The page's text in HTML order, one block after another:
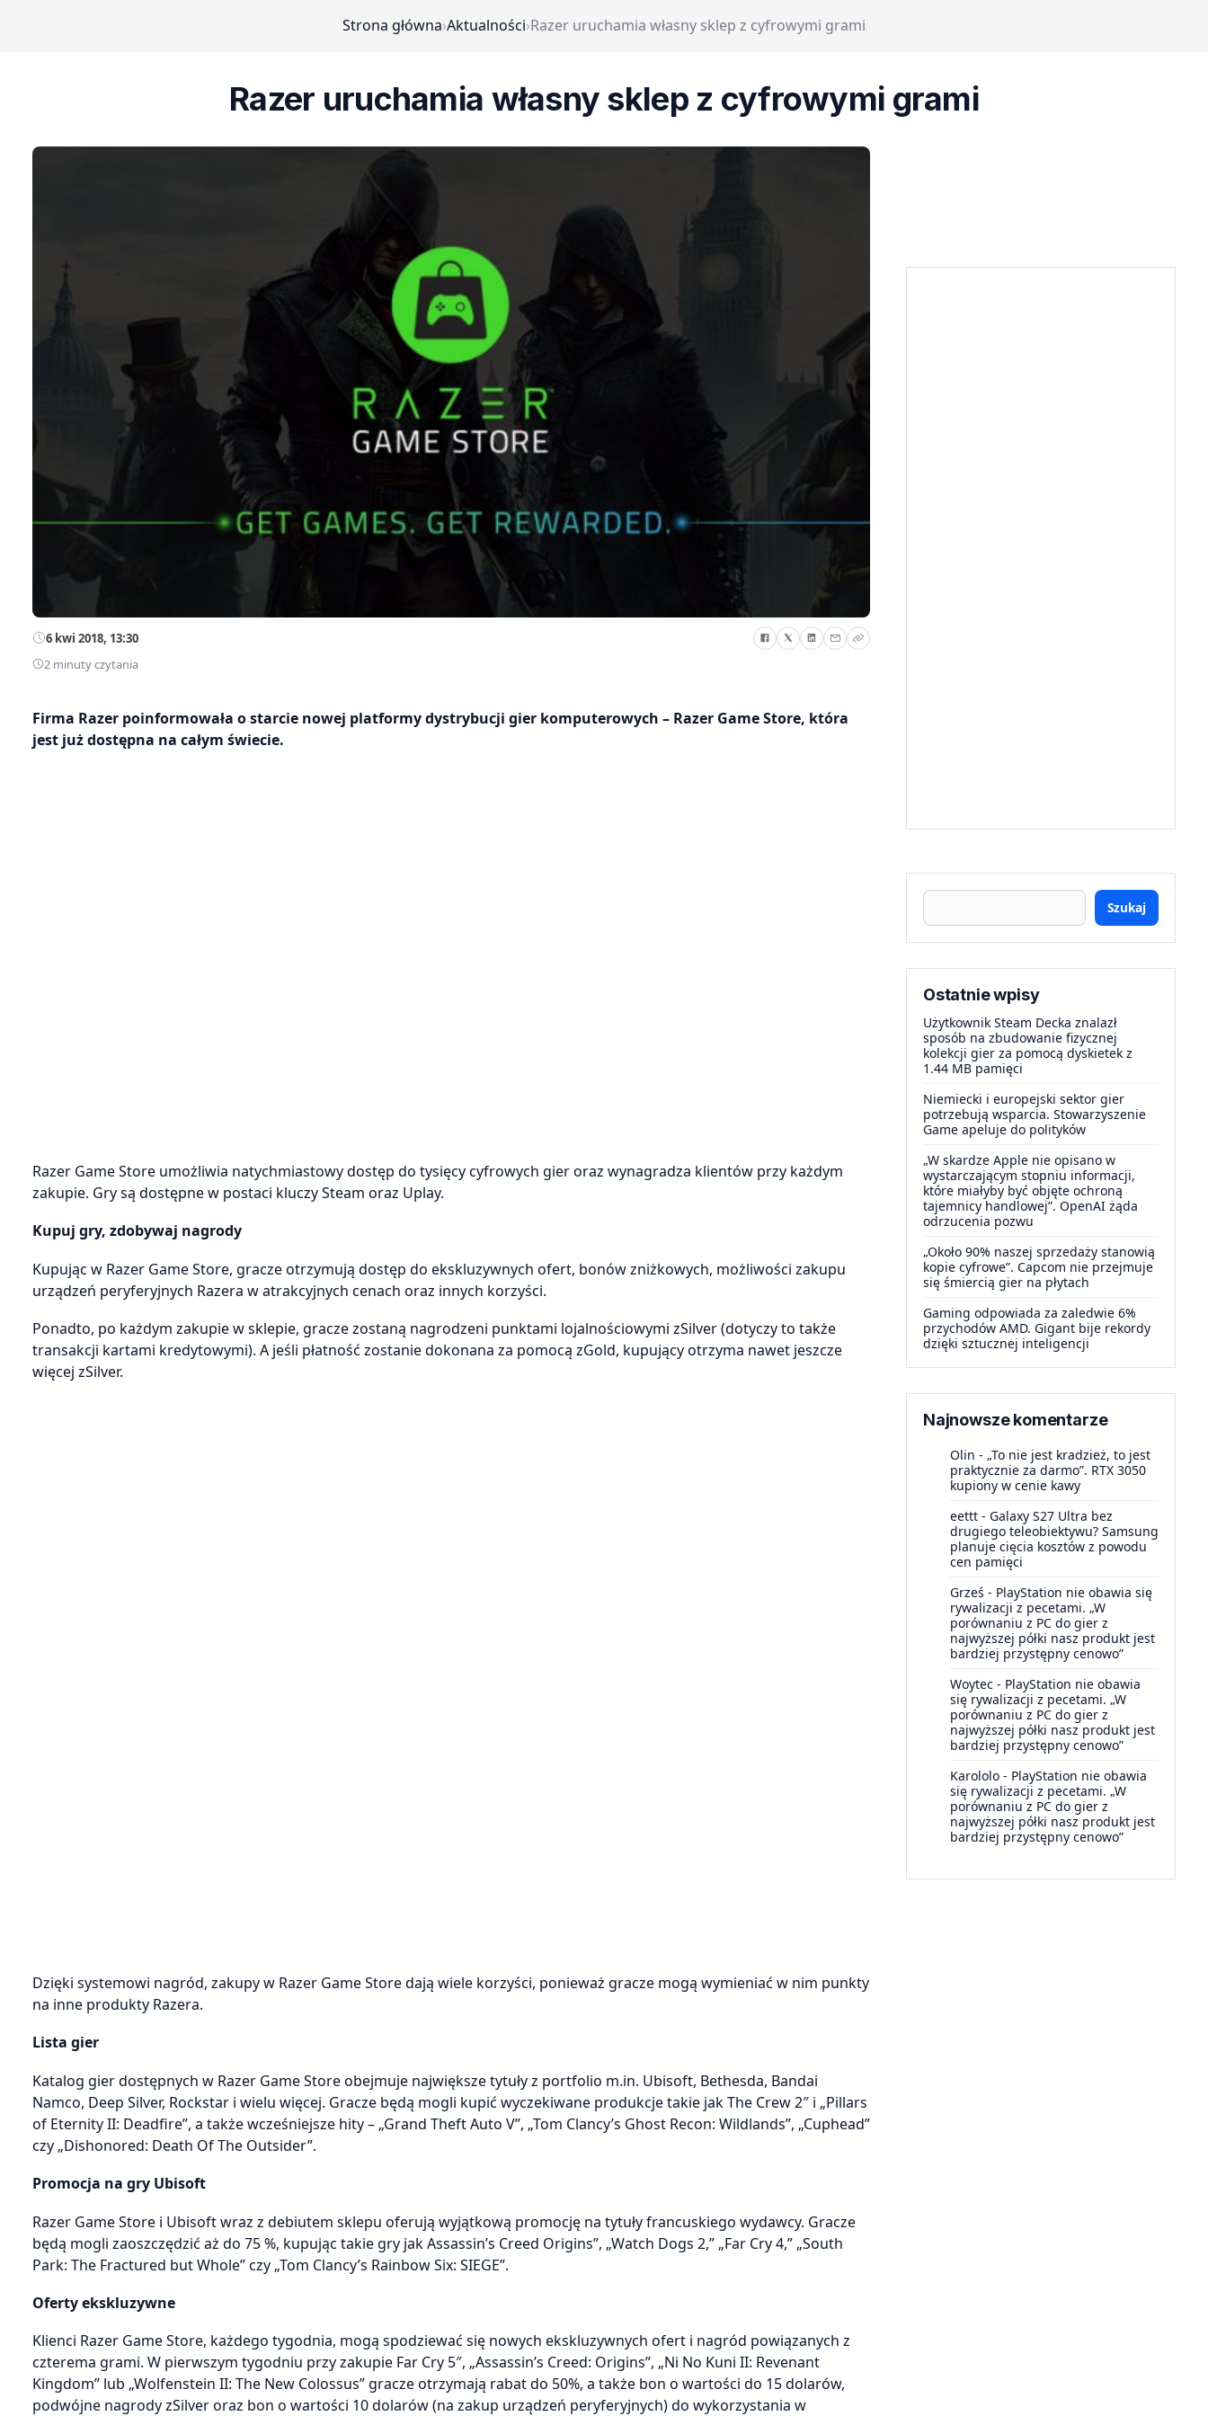
Strona główna›Aktualności›Razer uruchamia własny sklep z cyfrowymi grami
Razer uruchamia własny sklep z cyfrowymi grami
6 kwi 2018, 13:30
2 minuty czytania
Firma Razer poinformowała o starcie nowej platformy dystrybucji gier komputerowych – Razer Game Store, która
jest już dostępna na całym świecie.
Razer Game Store umożliwia natychmiastowy dostęp do tysięcy cyfrowych gier oraz wynagradza klientów przy każdym
zakupie. Gry są dostępne w postaci kluczy Steam oraz Uplay.
Kupuj gry, zdobywaj nagrody
Kupując w Razer Game Store, gracze otrzymują dostęp do ekskluzywnych ofert, bonów zniżkowych, możliwości zakupu
urządzeń peryferyjnych Razera w atrakcyjnych cenach oraz innych korzyści.
Ponadto, po każdym zakupie w sklepie, gracze zostaną nagrodzeni punktami lojalnościowymi zSilver (dotyczy to także
transakcji kartami kredytowymi). A jeśli płatność zostanie dokonana za pomocą zGold, kupujący otrzyma nawet jeszcze
więcej zSilver.
Dzięki systemowi nagród, zakupy w Razer Game Store dają wiele korzyści, ponieważ gracze mogą wymieniać w nim punkty
na inne produkty Razera.
Lista gier
Katalog gier dostępnych w Razer Game Store obejmuje największe tytuły z portfolio m.in. Ubisoft, Bethesda, Bandai
Namco, Deep Silver, Rockstar i wielu więcej. Gracze będą mogli kupić wyczekiwane produkcje takie jak The Crew 2″ i „Pillars
of Eternity II: Deadfire”, a także wcześniejsze hity – „Grand Theft Auto V”, „Tom Clancy’s Ghost Recon: Wildlands”, „Cuphead”
czy „Dishonored: Death Of The Outsider”.
Promocja na gry Ubisoft
Razer Game Store i Ubisoft wraz z debiutem sklepu oferują wyjątkową promocję na tytuły francuskiego wydawcy. Gracze
będą mogli zaoszczędzić aż do 75 %, kupując takie gry jak Assassin’s Creed Origins”, „Watch Dogs 2,” „Far Cry 4,” „South
Park: The Fractured but Whole” czy „Tom Clancy’s Rainbow Six: SIEGE”.
Oferty ekskluzywne
Klienci Razer Game Store, każdego tygodnia, mogą spodziewać się nowych ekskluzywnych ofert i nagród powiązanych z
czterema grami. W pierwszym tygodniu przy zakupie Far Cry 5″, „Assassin’s Creed: Origins”, „Ni No Kuni II: Revenant
Kingdom” lub „Wolfenstein II: The New Colossus” gracze otrzymają rabat do 50%, a także bon o wartości do 15 dolarów,
podwójne nagrody zSilver oraz bon o wartości 10 dolarów (na zakup urządzeń peryferyjnych) do wykorzystania w
Szukaj
Ostatnie wpisy
Użytkownik Steam Decka znalazł
sposób na zbudowanie fizycznej
kolekcji gier za pomocą dyskietek z
1.44 MB pamięci
Niemiecki i europejski sektor gier
potrzebują wsparcia. Stowarzyszenie
Game apeluje do polityków
„W skardze Apple nie opisano w
wystarczającym stopniu informacji,
które miałyby być objęte ochroną
tajemnicy handlowej”. OpenAI żąda
odrzucenia pozwu
„Około 90% naszej sprzedaży stanowią
kopie cyfrowe”. Capcom nie przejmuje
się śmiercią gier na płytach
Gaming odpowiada za zaledwie 6%
przychodów AMD. Gigant bije rekordy
dzięki sztucznej inteligencji
Najnowsze komentarze
Olin - „To nie jest kradzież, to jest
praktycznie za darmo”. RTX 3050
kupiony w cenie kawy
eettt - Galaxy S27 Ultra bez
drugiego teleobiektywu? Samsung
planuje cięcia kosztów z powodu
cen pamięci
Grześ - PlayStation nie obawia się
rywalizacji z pecetami. „W
porównaniu z PC do gier z
najwyższej półki nasz produkt jest
bardziej przystępny cenowo”
Woytec - PlayStation nie obawia
się rywalizacji z pecetami. „W
porównaniu z PC do gier z
najwyższej półki nasz produkt jest
bardziej przystępny cenowo”
Karololo - PlayStation nie obawia
się rywalizacji z pecetami. „W
porównaniu z PC do gier z
najwyższej półki nasz produkt jest
bardziej przystępny cenowo”